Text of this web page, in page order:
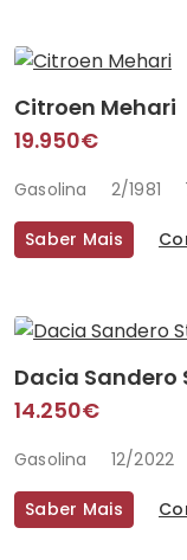
Citroen Mehari
19.950€
Gasolina 2/1981
Saber Mais
Dacia Sandero
14.250€
Gasolina 12/2022
Saber Mais